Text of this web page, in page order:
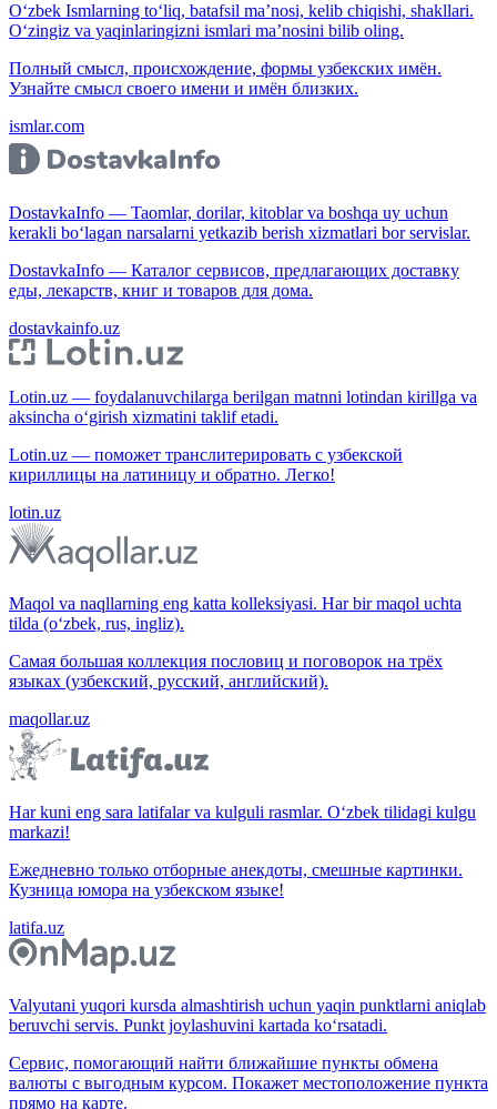
O‘zbek Ismlarning to‘liq, batafsil ma’nosi, kelib chiqishi, shakllari.
O‘zingiz va yaqinlaringizni ismlari ma’nosini bilib oling.
Полный смысл, происхождение, формы узбекских имён.
Узнайте смысл своего имени и имён близких.
ismlar.com
DostavkaInfo — Taomlar, dorilar, kitoblar va boshqa uy uchun
kerakli bo‘lagan narsalarni yetkazib berish xizmatlari bor servislar.
DostavkaInfo — Каталог сервисов, предлагающих доставку
еды, лекарств, книг и товаров для дома.
dostavkainfo.uz
Lotin.uz — foydalanuvchilarga berilgan matnni lotindan kirillga va
aksincha o‘girish xizmatini taklif etadi.
Lotin.uz — поможет транслитерировать с узбекской
кириллицы на латиницу и обратно. Легко!
lotin.uz
Maqol va naqllarning eng katta kolleksiyasi. Har bir maqol uchta
tilda (o‘zbek, rus, ingliz).
Самая большая коллекция пословиц и поговорок на трёх
языках (узбекский, русский, английский).
maqollar.uz
Har kuni eng sara latifalar va kulguli rasmlar. O‘zbek tilidagi kulgu
markazi!
Ежедневно только отборные анекдоты, смешные картинки.
Кузница юмора на узбекском языке!
latifa.uz
Valyutani yuqori kursda almashtirish uchun yaqin punktlarni aniqlab
beruvchi servis. Punkt joylashuvini kartada ko‘rsatadi.
Сервис, помогающий найти ближайшие пункты обмена
валюты с выгодным курсом. Покажет местоположение пункта
прямо на карте.